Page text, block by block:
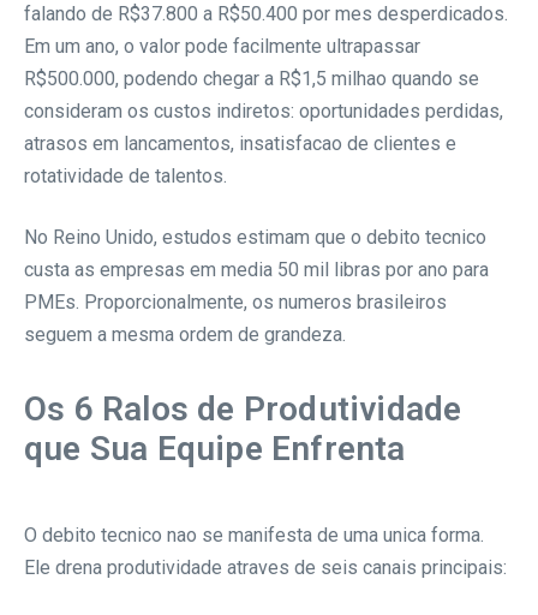
falando de R$37.800 a R$50.400 por mes desperdicados.
Em um ano, o valor pode facilmente ultrapassar
R$500.000, podendo chegar a R$1,5 milhao quando se
consideram os custos indiretos: oportunidades perdidas,
atrasos em lancamentos, insatisfacao de clientes e
rotatividade de talentos.
No Reino Unido, estudos estimam que o debito tecnico
custa as empresas em media 50 mil libras por ano para
PMEs. Proporcionalmente, os numeros brasileiros
seguem a mesma ordem de grandeza.
Os 6 Ralos de Produtividade
que Sua Equipe Enfrenta
O debito tecnico nao se manifesta de uma unica forma.
Ele drena produtividade atraves de seis canais principais: